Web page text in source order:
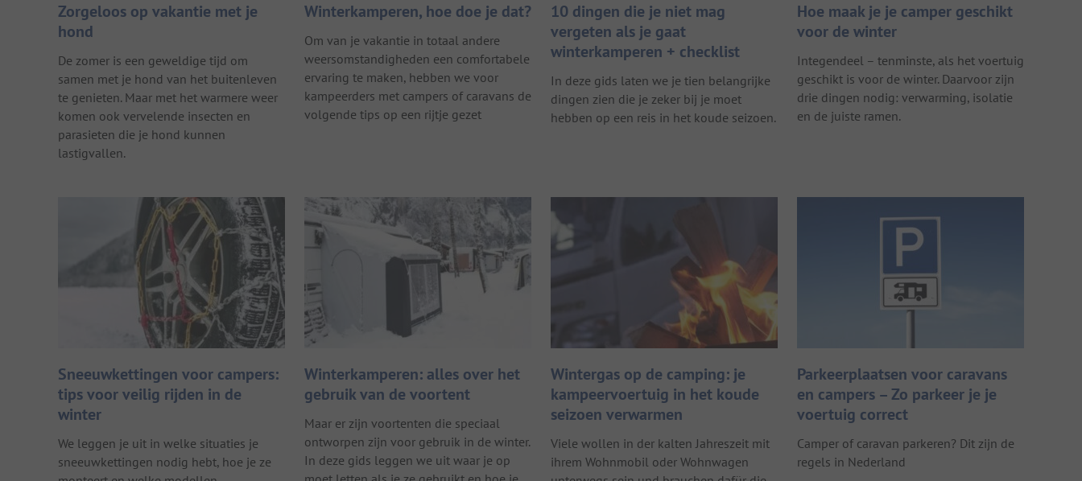
Zorgeloos op vakantie met je
hond
De zomer is een geweldige tijd om
samen met je hond van het buitenleven
te genieten. Maar met het warmere weer
komen ook vervelende insecten en
parasieten die je hond kunnen
lastigvallen.
Winterkamperen, hoe doe je dat?
Om van je vakantie in totaal andere
weersomstandigheden een comfortabele
ervaring te maken, hebben we voor
kampeerders met campers of caravans de
volgende tips op een rijtje gezet
10 dingen die je niet mag
vergeten als je gaat
winterkamperen + checklist
In deze gids laten we je tien belangrijke
dingen zien die je zeker bij je moet
hebben op een reis in het koude seizoen.
Hoe maak je je camper geschikt
voor de winter
Integendeel – tenminste, als het voertuig
geschikt is voor de winter. Daarvoor zijn
drie dingen nodig: verwarming, isolatie
en de juiste ramen.
Sneeuwkettingen voor campers:
tips voor veilig rijden in de
winter
We leggen je uit in welke situaties je
sneeuwkettingen nodig hebt, hoe je ze
Winterkamperen: alles over het
gebruik van de voortent
Maar er zijn voortenten die speciaal
ontworpen zijn voor gebruik in de winter.
In deze gids leggen we uit waar je op
Wintergas op de camping: je
kampeervoertuig in het koude
seizoen verwarmen
Viele wollen in der kalten Jahreszeit mit
ihrem Wohnmobil oder Wohnwagen
Parkeerplaatsen voor caravans
en campers – Zo parkeer je je
voertuig correct
Camper of caravan parkeren? Dit zijn de
regels in Nederland